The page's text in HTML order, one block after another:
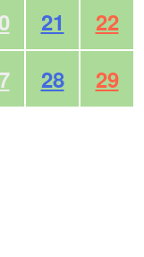
21
22
28
29